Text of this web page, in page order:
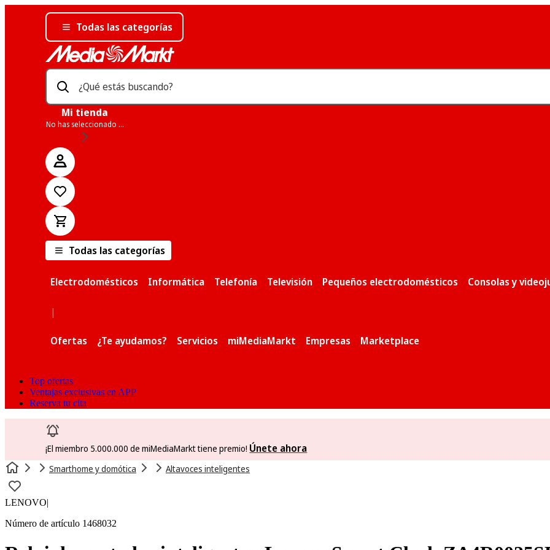
Todas las categorías
¿Qué estás buscando?
Mi tienda
No has seleccionado una tienda
Todas las categorías
Electrodomésticos Informática Telefonía Televisión Pequeños electrodomésticos Consolas y
|
Ofertas ¿Te ayudamos? Servicios miMediaMarkt Empresas Marketplace
Top ofertas
Ventajas exclusivas en APP
Reserva tu cita
¡El miembro 5.000.000 de miMediaMarkt tiene premio! Únete ahora
Smarthome y domótica Altavoces inteligentes
LENOVO|
Número de artículo 1468032